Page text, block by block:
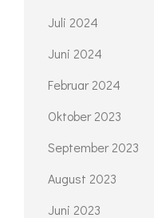
Juli 2024
Juni 2024
Februar 2024
Oktober 2023
September 2023
August 2023
Juni 2023